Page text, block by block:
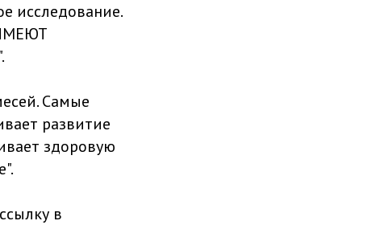
исследование.
Самые
развитие
здоровую
в